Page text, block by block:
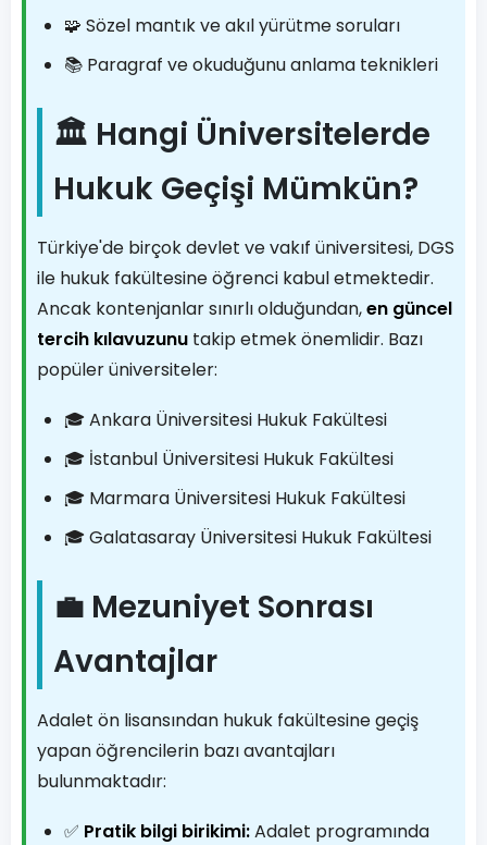
🧩 Sözel mantık ve akıl yürütme soruları
📚 Paragraf ve okuduğunu anlama teknikleri
🏛️ Hangi Üniversitelerde
Hukuk Geçişi Mümkün?
Türkiye'de birçok devlet ve vakıf üniversitesi, DGS
ile hukuk fakültesine öğrenci kabul etmektedir.
Ancak kontenjanlar sınırlı olduğundan,en güncel
tercih kılavuzunu takip etmek önemlidir. Bazı
popüler üniversiteler:
🎓 Ankara Üniversitesi Hukuk Fakültesi
🎓 İstanbul Üniversitesi Hukuk Fakültesi
🎓 Marmara Üniversitesi Hukuk Fakültesi
🎓 Galatasaray Üniversitesi Hukuk Fakültesi
💼 Mezuniyet Sonrası
Avantajlar
Adalet ön lisansından hukuk fakültesine geçiş
yapan öğrencilerin bazı avantajları
bulunmaktadır:
✅ Pratik bilgi birikimi:Adalet programında